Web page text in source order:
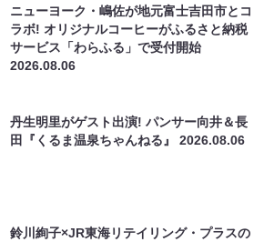
ニューヨーク・嶋佐が地元富士吉田市とコ
ラボ! オリジナルコーヒーがふるさと納税
サービス「わらふる」で受付開始
2026.08.06
丹生明里がゲスト出演! パンサー向井＆長
田『くるま温泉ちゃんねる』2026.08.06
鈴川絢子×JR東海リテイリング・プラスの